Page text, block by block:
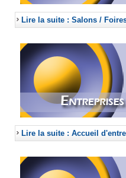
Lire la suite : Salons /
Lire la suite : Accueil